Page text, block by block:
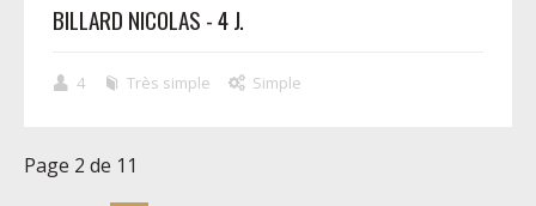
BILLARD NICOLAS - 4 J.
4 Très simple Simple
Page 2 de 11